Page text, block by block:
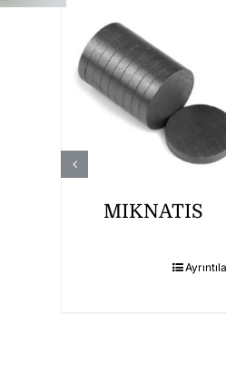
MIKNATIS